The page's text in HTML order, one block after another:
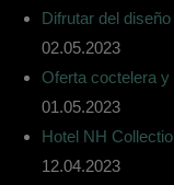
Difrutar del
02.05.2023
Oferta coctelera
01.05.2023
Hotel NH
12.04.2023